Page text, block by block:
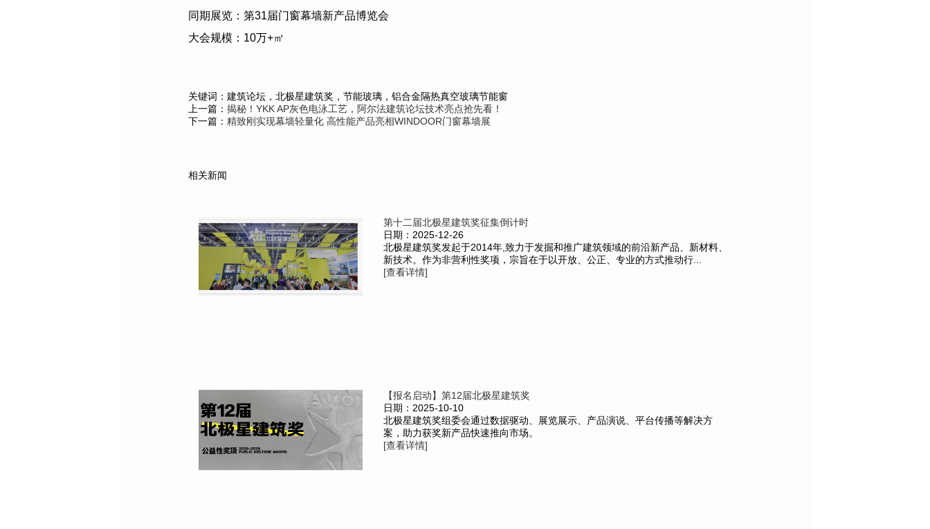
同期展览：第31届门窗幕墙新产品博览会
大会规模： 10万+㎡
关键词：建筑论坛，北极星建筑奖，节能玻璃，铝合金隔热真空玻璃节能窗
上一篇： 揭秘！YKK AP灰色电泳工艺，阿尔法建筑论坛技术亮点抢先看！
下一篇： 精致刚实现幕墙轻量化 高性能产品亮相WINDOOR门窗幕墙展
相关新闻
第十二届北极星建筑奖征集倒计时
日期：2025-12-26
北极星建筑奖发起于2014年,致力于发掘和推广建筑领域的前沿新产品、新材料、
新技术。作为非营利性奖项，宗旨在于以开放、公正、专业的方式推动行...
[查看详情]
【报名启动】第12届北极星建筑奖
日期：2025-10-10
北极星建筑奖组委会通过数据驱动、展览展示、产品演说、平台传播等解决方
案，助力获奖新产品快速推向市场。
[查看详情]